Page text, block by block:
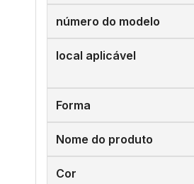
número do modelo
local aplicável
Forma
Nome do produto
Cor